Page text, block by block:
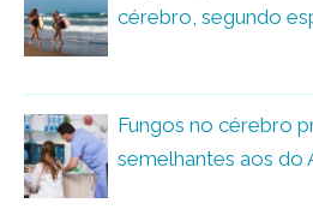
cérebro, segundo
Fungos no cérebro
semelhantes aos do